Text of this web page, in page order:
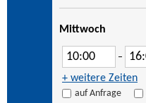
Mittwoch
–
+ weitere Zeiten
auf Anfrage